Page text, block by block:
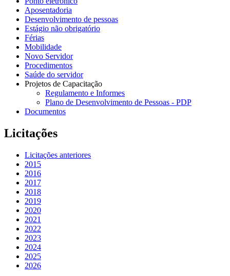
Aposentadoria
Desenvolvimento de pessoas
Estágio não obrigatório
Férias
Mobilidade
Novo Servidor
Procedimentos
Saúde do servidor
Projetos de Capacitação
Regulamento e Informes
Plano de Desenvolvimento de Pessoas - PDP
Documentos
Licitações
Licitações anteriores
2015
2016
2017
2018
2019
2020
2021
2022
2023
2024
2025
2026